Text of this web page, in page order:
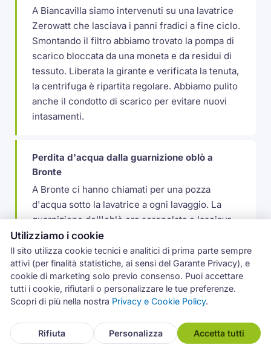
A Biancavilla siamo intervenuti su una lavatrice
Zerowatt che lasciava i panni fradici a fine ciclo.
Smontando il filtro abbiamo trovato la pompa di
scarico bloccata da una moneta e da residui di
tessuto. Liberata la girante e verificata la tenuta,
la centrifuga è ripartita regolare. Abbiamo pulito
anche il condotto di scarico per evitare nuovi
intasamenti.
Perdita d'acqua dalla guarnizione oblò a
Bronte
A Bronte ci hanno chiamati per una pozza
d'acqua sotto la lavatrice a ogni lavaggio. La
guarnizione dell'oblò era screpolata e lasciava
trafilare acqua nella parte bassa. Abbiamo
sostituito la guarnizione con il ricambio corretto
e controllato il serraggio della fascetta. Dopo un
ciclo di prova la tenuta era perfetta, niente più
perdite.
Lavasciuga Zerowatt che non asciuga a
Utilizziamo i cookie
Il sito utilizza cookie tecnici e analitici di prima parte sempre
attivi (per finalità statistiche, ai sensi del Garante Privacy), e
cookie di marketing solo previo consenso. Puoi accettare
tutti i cookie, rifiutarli o personalizzare le tue preferenze.
Scopri di più nella nostra Privacy e Cookie Policy.
Rifiuta Personalizza Accetta tutti